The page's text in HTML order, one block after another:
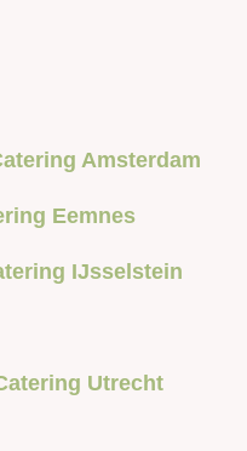
Amsterdam
Eemnes
IJsselstein
Utrecht